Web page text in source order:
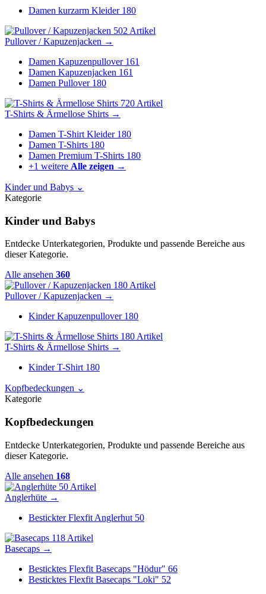
Damen kurzarm Kleider 180
502 Artikel
Pullover / Kapuzenjacken →
Damen Kapuzenpullover 161
Damen Kapuzenjacken 161
Damen Pullover 180
720 Artikel
T-Shirts & Ärmellose Shirts →
Damen T-Shirt Kleider 180
Damen T-Shirts 180
Damen Premium T-Shirts 180
+1 weitere Alle zeigen →
Kinder und Babys ⌄
Kategorie
Kinder und Babys
Entdecke Unterkategorien, Produkte und passende Bereiche aus
dieser Kategorie.
Alle ansehen 360
180 Artikel
Pullover / Kapuzenjacken →
Kinder Kapuzenpullover 180
180 Artikel
T-Shirts & Ärmellose Shirts →
Kinder T-Shirt 180
Kopfbedeckungen ⌄
Kategorie
Kopfbedeckungen
Entdecke Unterkategorien, Produkte und passende Bereiche aus
dieser Kategorie.
Alle ansehen 168
50 Artikel
Anglerhüte →
Bestickter Flexfit Anglerhut 50
118 Artikel
Basecaps →
Besticktes Flexfit Basecaps "Hödur" 66
Besticktes Flexfit Basecaps "Loki" 52